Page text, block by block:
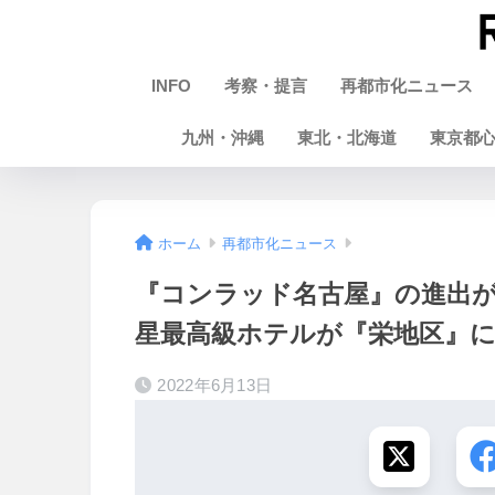
INFO 考察・提言 再都市化ニュース
九州・沖縄 東北・北海道 東京都心
ホーム 再都市化ニュース
『コンラッド名古屋』の進出
星最高級ホテルが『栄地区』
2022年6月13日